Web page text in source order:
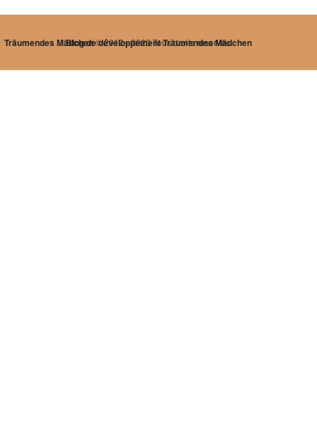
Blog de développement Träumendes Mädchen
Träumendes Mädchen© 2012 - 2023 Tous droits réservés.